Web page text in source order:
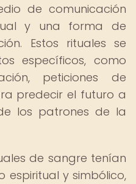
de comunicación
y una forma de
Estos rituales se
específicos, como
peticiones de
predecir el futuro a
los patrones de la
de sangre tenían
espiritual y simbólico,